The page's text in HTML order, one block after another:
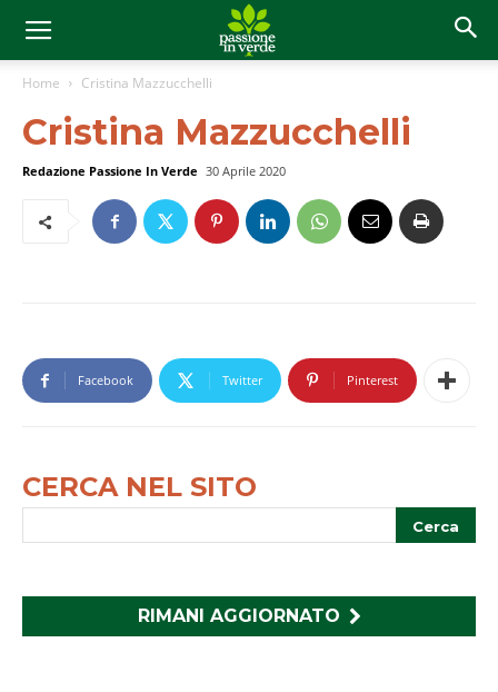
Home Cristina Mazzucchelli
Cristina Mazzucchelli
Redazione Passione In Verde 30 Aprile 2020
Facebook Twitter Pinterest
CERCA NEL SITO
RIMANI AGGIORNATO